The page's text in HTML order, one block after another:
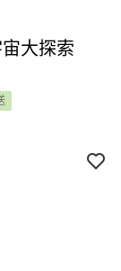
大探索